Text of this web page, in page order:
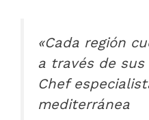
«Cada región
a través de sus
Chef
mediterránea